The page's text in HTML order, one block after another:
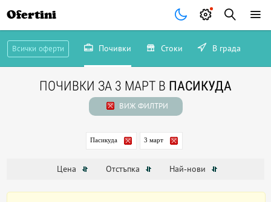
Ofertini
Всички оферти Почивки Стоки В града
ПОЧИВКИ ЗА 3 МАРТ В ПАСИКУДА
ВИЖ ФИЛТРИ
Пасикуда 3 март
Цена Отстъпка Най-нови